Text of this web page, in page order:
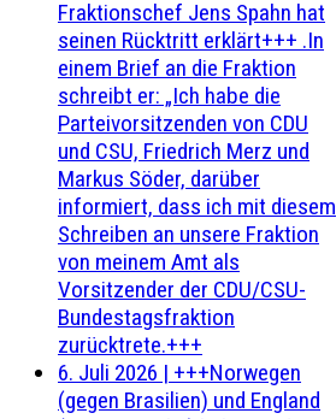
Fraktionschef Jens Spahn hat
seinen Rücktritt erklärt+++ .In
einem Brief an die Fraktion
schreibt er: „Ich habe die
Parteivorsitzenden von CDU
und CSU, Friedrich Merz und
Markus Söder, darüber
informiert, dass ich mit diesem
Schreiben an unsere Fraktion
von meinem Amt als
Vorsitzender der CDU/CSU-
Bundestagsfraktion
zurücktrete.+++
6. Juli 2026 | +++Norwegen
(gegen Brasilien) und England